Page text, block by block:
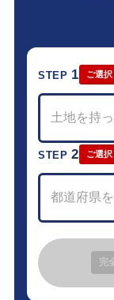
STEP 1 ご選
土地を持
STEP2 ご選
都道府県
完